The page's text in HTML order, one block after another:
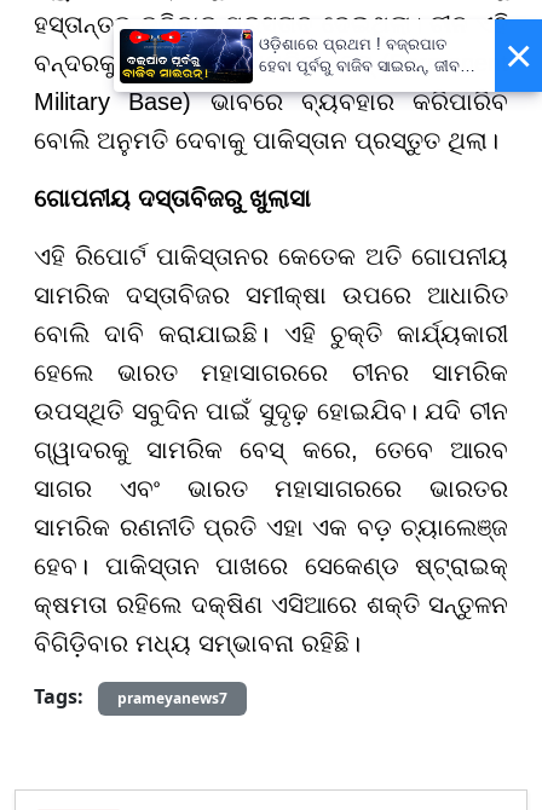
ହସ୍ତାନ୍ତର କରିବାକୁ ପ୍ରସ୍ତାବ ଦେଇଥିଲା। ଚୀନ ଏହି
ବନ୍ଦରକୁ ଏକ ସ୍ଥାୟୀ ସାମରିକ ବେସ୍ (Permanent
Military Base) ଭାବରେ ବ୍ୟବହାର କରିପାରିବ
ବୋଲି ଅନୁମତି ଦେବାକୁ ପାକିସ୍ତାନ ପ୍ରସ୍ତୁତ ଥିଲା।
ଗୋପନୀୟ ଦସ୍ତାବିଜରୁ ଖୁଲାସା
ଏହି ରିପୋର୍ଟ ପାକିସ୍ତାନର କେତେକ ଅତି ଗୋପନୀୟ
ସାମରିକ ଦସ୍ତାବିଜର ସମୀକ୍ଷା ଉପରେ ଆଧାରିତ
ବୋଲି ଦାବି କରାଯାଇଛି। ଏହି ଚୁକ୍ତି କାର୍ଯ୍ୟକାରୀ
ହେଲେ ଭାରତ ମହାସାଗରରେ ଚୀନର ସାମରିକ
ଉପସ୍ଥିତି ସବୁଦିନ ପାଇଁ ସୁଦୃଢ଼ ହୋଇଯିବ। ଯଦି ଚୀନ
ଗ୍ୱାଦରକୁ ସାମରିକ ବେସ୍ କରେ, ତେବେ ଆରବ
ସାଗର ଏବଂ ଭାରତ ମହାସାଗରରେ ଭାରତର
ସାମରିକ ରଣନୀତି ପ୍ରତି ଏହା ଏକ ବଡ଼ ଚ୍ୟାଲେଞ୍ଜ
ହେବ। ପାକିସ୍ତାନ ପାଖରେ ସେକେଣ୍ଡ ଷ୍ଟ୍ରାଇକ୍
କ୍ଷମତା ରହିଲେ ଦକ୍ଷିଣ ଏସିଆରେ ଶକ୍ତି ସନ୍ତୁଳନ
ବିଗିଡ଼ିବାର ମଧ୍ୟ ସମ୍ଭାବନା ରହିଛି।
Tags:
prameyanews7
×
ଓଡ଼ିଶାରେ ପ୍ରଥମ ! ବଜ୍ରପାତ
ହେବା ପୂର୍ବରୁ ବାଜିବ ସାଇରନ୍, ଜୀବନ
ବଞ୍ଚାଇବା ପାଇଁ ରାଜ୍ୟ ସରକାଙ୍କ
ବଡ଼ ପଦକ୍ଷେପ